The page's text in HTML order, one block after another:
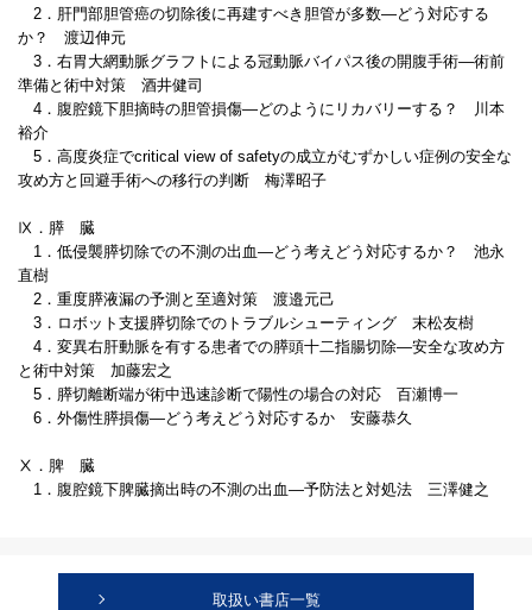
2．肝門部胆管癌の切除後に再建すべき胆管が多数―どう対応する
か？ 渡辺伸元
3．右胃大網動脈グラフトによる冠動脈バイパス後の開腹手術―術前
準備と術中対策 酒井健司
4．腹腔鏡下胆摘時の胆管損傷―どのようにリカバリーする？ 川本
裕介
5．高度炎症でcritical view of safetyの成立がむずかしい症例の安全な
攻め方と回避手術への移行の判断 梅澤昭子
Ⅸ．膵 臓
1．低侵襲膵切除での不測の出血―どう考えどう対応するか？ 池永
直樹
2．重度膵液漏の予測と至適対策 渡邉元己
3．ロボット支援膵切除でのトラブルシューティング 末松友樹
4．変異右肝動脈を有する患者での膵頭十二指腸切除―安全な攻め方
と術中対策 加藤宏之
5．膵切離断端が術中迅速診断で陽性の場合の対応 百瀬博一
6．外傷性膵損傷―どう考えどう対応するか 安藤恭久
Ⅹ．脾 臓
1．腹腔鏡下脾臓摘出時の不測の出血―予防法と対処法 三澤健之
取扱い書店一覧